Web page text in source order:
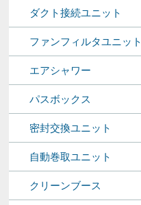
ダクト接続ユニット
ファンフィルタユニット
エアシャワー
パスボックス
密封交換ユニット
自動巻取ユニット
クリーンブース